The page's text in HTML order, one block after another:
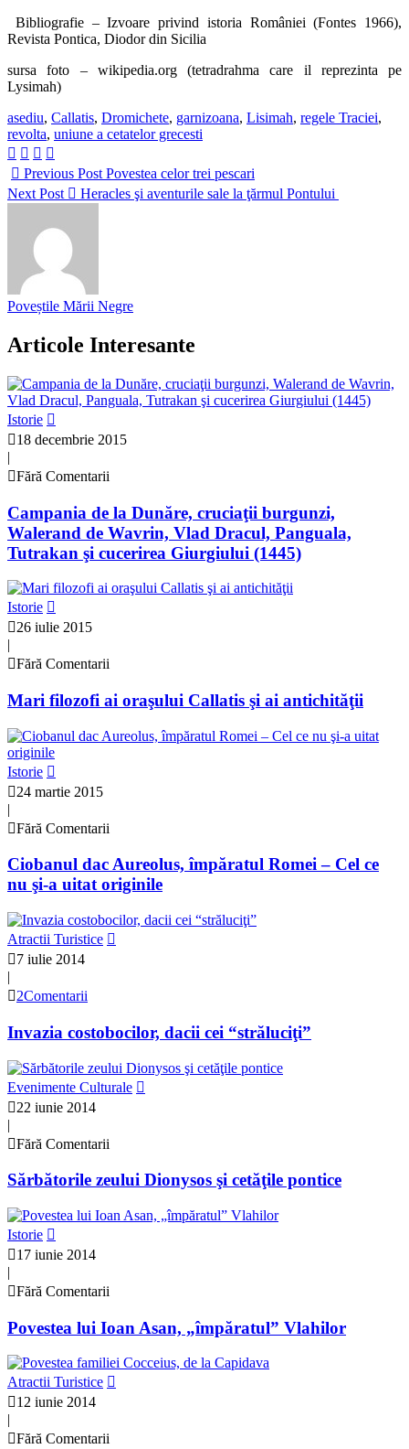
Bibliografie – Izvoare privind istoria României (Fontes 1966),
Revista Pontica, Diodor din Sicilia
sursa foto – wikipedia.org (tetradrahma care il reprezinta pe
Lysimah)
Tag-
uri:
asediu, Callatis, Dromichete, garnizoana, Lisimah, regele Traciei,
revolta, uniune a cetatelor grecesti
Previous Post Povestea celor trei pescari
Next Post
Heracles şi aventurile sale la ţărmul Pontului
Poveștile Mării Negre
Articole Interesante
Istorie
18 decembrie 2015
|
Fără Comentarii
Campania de la Dunăre, cruciaţii burgunzi,
Walerand de Wavrin, Vlad Dracul, Panguala,
Tutrakan şi cucerirea Giurgiului (1445)
Istorie
26 iulie 2015
|
Fără Comentarii
Mari filozofi ai oraşului Callatis şi ai antichităţii
Istorie
24 martie 2015
|
Fără Comentarii
Ciobanul dac Aureolus, împăratul Romei – Cel ce
nu şi-a uitat originile
Atractii Turistice
7 iulie 2014
|
2Comentarii
Invazia costobocilor, dacii cei “străluciţi”
Evenimente Culturale
22 iunie 2014
|
Fără Comentarii
Sărbătorile zeului Dionysos şi cetăţile pontice
Istorie
17 iunie 2014
|
Fără Comentarii
Povestea lui Ioan Asan, „împăratul” Vlahilor
Atractii Turistice
12 iunie 2014
|
Fără Comentarii